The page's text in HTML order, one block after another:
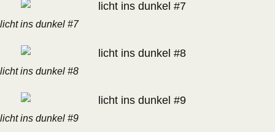
licht ins dunkel #7
licht ins dunkel #8
licht ins dunkel #9